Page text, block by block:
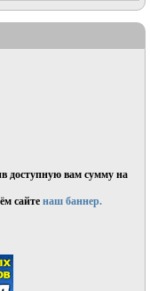
доступную вам сумму на
сайтенаш баннер.